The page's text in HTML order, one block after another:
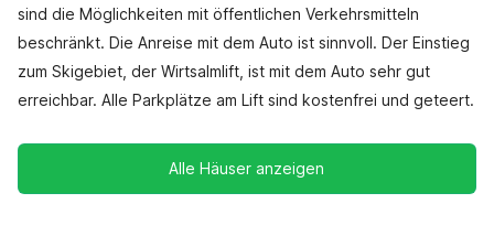
sind die Möglichkeiten mit öffentlichen Verkehrsmitteln
beschränkt. Die Anreise mit dem Auto ist sinnvoll. Der Einstieg
zum Skigebiet, der Wirtsalmlift, ist mit dem Auto sehr gut
erreichbar. Alle Parkplätze am Lift sind kostenfrei und geteert.
Alle Häuser anzeigen